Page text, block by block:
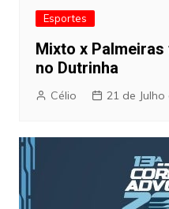
Esportes
Mixto x
no Dutrinha
Célio 21 de Julho